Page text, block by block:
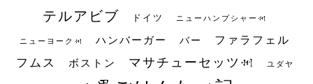
テルアビブ ドイツ ニューハンプシャー州
ニューヨーク州 ハンバーガー バー ファラフェル
フムス ボストン マサチューセッツ州 ユダヤ